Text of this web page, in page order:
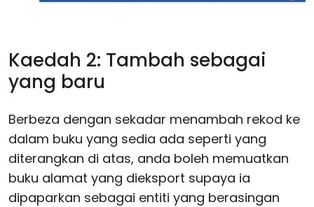
Kaedah 2: Tambah sebagai
yang baru
Berbeza dengan sekadar menambah rekod ke
dalam buku yang sedia ada seperti yang
diterangkan di atas, anda boleh memuatkan
buku alamat yang dieksport supaya ia
dipaparkan sebagai entiti yang berasingan